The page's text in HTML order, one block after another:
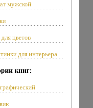
мужской
цветов
для интерьера
книг: